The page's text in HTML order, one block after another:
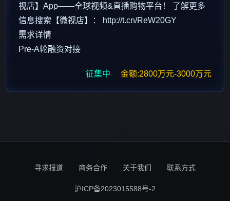
视店】App——全球视频&直播购物平台！ 了解更多
信息搜索【微视店】： http://t.cn/ReW20GY
需求详情
Pre-A轮融资对接
征集中 金额:2800万元-3000万元
寻求报道 商务合作 关于我们 联系方式
沪ICP备2023015588号-2